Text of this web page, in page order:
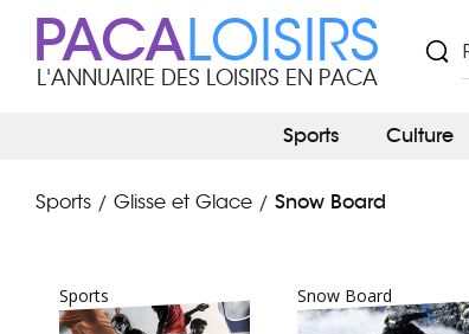
PACALOISIRS
L'ANNUAIRE DES LOISIRS EN PACA
Sports Culture
Sports / Glisse et Glace / Snow Board
Sports Snow Board